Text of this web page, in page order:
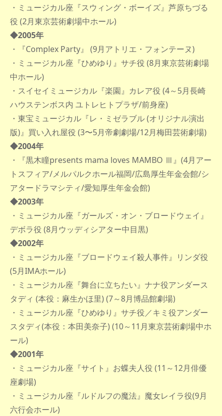
・ミュージカル座『スウィング・ボーイズ』芦原ちづる
役 (2月東京芸術劇場中ホール)
◆2005年
・『Complex Party』 (9月アトリエ・フォンテーヌ)
・ミュージカル座『ひめゆり』サチ役 (8月東京芸術劇場
中ホール)
・スイセイミュージカル『楽園』カレア役 (4～5月長崎
ハウステンボス内 ユトレヒトプラザ/前身座)
・東宝ミュージカル『レ・ミゼラブル (オリジナル演出
版)』買い入れ屋役 (3〜5月帝劇劇場/12月梅田芸術劇場)
◆2004年
・『黒木瞳presents mama loves MAMBO Ⅲ』(4月アー
トスフィア/メルパルクホール福岡/広島厚生年金会館/シ
アタードラマシティ/愛知厚生年金会館)
◆2003年
・ミュージカル座『ガールズ・オン・ブロードウェイ』
デボラ役 (8月ウッディシアター中目黒)
◆2002年
・ミュージカル座『ブロードウェイ殺人事件』リンダ役
(5月IMAホール)
・ミュージカル座『舞台に立ちたい』ナナ役アンダース
タディ (本役：麻生かほ里) (7～8月博品館劇場)
・ミュージカル座『ひめゆり』サチ役／キミ役アンダー
スタディ(本役：本田美奈子) (10～11月東京芸術劇場中ホ
ール)
◆2001年
・ミュージカル座『サイト』お蝶夫人役 (11～12月俳優
座劇場)
・ミュージカル座『ルドルフの魔法』魔女レイラ役(9月
六行会ホール)